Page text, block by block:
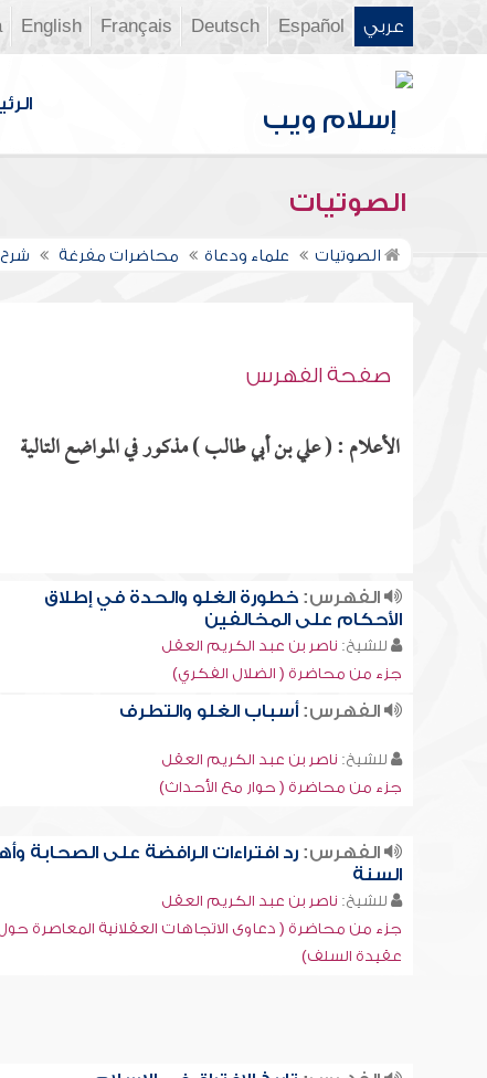
عربي Español
Deutsch
Français
English
الصوتيات
الصوتيات علماء ودعاة محاضرات مفرغة شرح
صفحة الفهرس
الأعلام : ( علي بن أبي طالب ) مذكور في المواضع التالية
الفهرس:خطورة الغلو والحدة في إطلاق
الأحكام على المخالفين
للشيخ: ناصر بن عبد الكريم العقل
جزء من محاضرة ( الضلال الفكري)
الفهرس:أسباب الغلو والتطرف
للشيخ: ناصر بن عبد الكريم العقل
جزء من محاضرة ( حوار مع الأحداث)
الفهرس:رد افتراءات الرافضة على الصحابة
السنة
للشيخ: ناصر بن عبد الكريم العقل
جزء من محاضرة ( دعاوى الاتجاهات العقلانية المعاصرة
عقيدة السلف)